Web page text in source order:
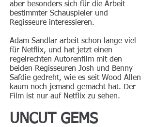
aber besonders sich für die Arbeit
bestimmter Schauspieler und
Regisseure interessieren.
Adam Sandlar arbeit schon lange viel
für Netflix, und hat jetzt einen
regelrechten Autorenfilm mit den
beiden Regisseuren Josh und Benny
Safdie gedreht, wie es seit Wood Allen
kaum noch jemand gemacht hat. Der
Film ist nur auf Netflix zu sehen.
UNCUT GEMS